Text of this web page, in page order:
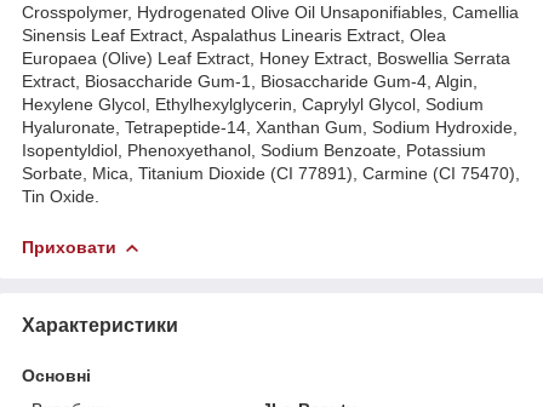
Crosspolymer, Hydrogenated Olive Oil Unsaponifiables, Camellia
Sinensis Leaf Extract, Aspalathus Linearis Extract, Olea
Europaea (Olive) Leaf Extract, Honey Extract, Boswellia Serrata
Extract, Biosaccharide Gum-1, Biosaccharide Gum-4, Algin,
Hexylene Glycol, Ethylhexylglycerin, Caprylyl Glycol, Sodium
Hyaluronate, Tetrapeptide-14, Xanthan Gum, Sodium Hydroxide,
Isopentyldiol, Phenoxyethanol, Sodium Benzoate, Potassium
Sorbate, Mica, Titanium Dioxide (CI 77891), Carmine (CI 75470),
Tin Oxide.
Приховати
Характеристики
Основні